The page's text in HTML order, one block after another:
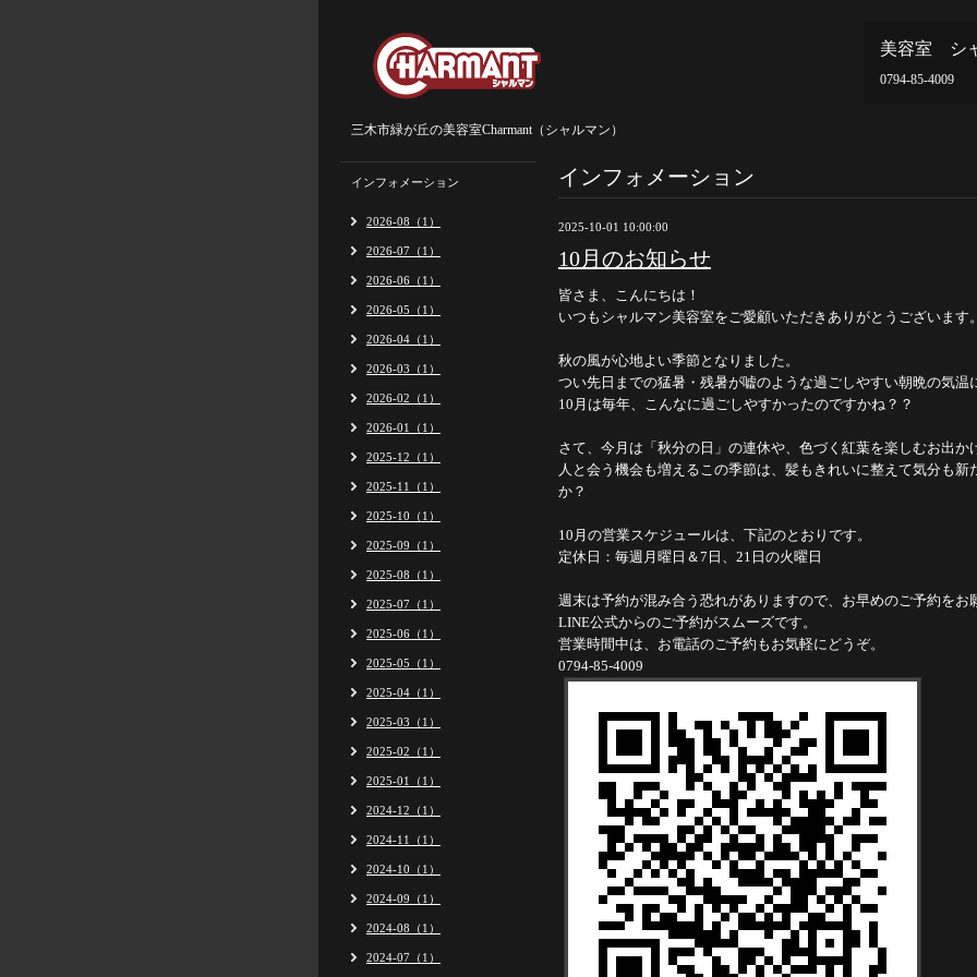
美容室 シ
0794-85-4009
三木市緑が丘の美容室Charmant（シャルマン）
インフォメーション
2025-10-01 10:00:00
10月のお知らせ
皆さま、こんにちは！
いつもシャルマン美容室をご愛顧いただきありがとうございます。
秋の風が心地よい季節となりました。
つい先日までの猛暑・残暑が嘘のような過ごしやすい朝晩の気温
10月は毎年、こんなに過ごしやすかったのですかね？？
さて、今月は「秋分の日」の連休や、色づく紅葉を楽しむお出か
人と会う機会も増えるこの季節は、髪もきれいに整えて気分も新
か？
10月の営業スケジュールは、下記のとおりです。
定休日：毎週月曜日＆7日、21日の火曜日
週末は予約が混み合う恐れがありますので、お早めのご予約をお
LINE公式からのご予約がスムーズです。
営業時間中は、お電話のご予約もお気軽にどうぞ。
0794-85-4009
インフォメーション
2026-08（1）
2026-07（1）
2026-06（1）
2026-05（1）
2026-04（1）
2026-03（1）
2026-02（1）
2026-01（1）
2025-12（1）
2025-11（1）
2025-10（1）
2025-09（1）
2025-08（1）
2025-07（1）
2025-06（1）
2025-05（1）
2025-04（1）
2025-03（1）
2025-02（1）
2025-01（1）
2024-12（1）
2024-11（1）
2024-10（1）
2024-09（1）
2024-08（1）
2024-07（1）